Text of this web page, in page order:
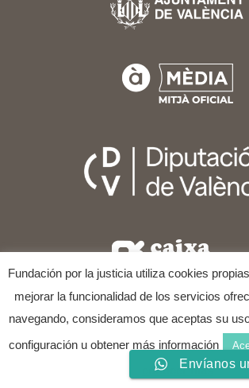
COPYRIGHT © 2025
FESTIVAL
Y DERECHOS HUMANOS DE VALÈNCIA
RESERVED.
Fundación por la justicia utiliza cookies
mejorar la funcionalidad de los servicios
navegando, consideramos que aceptas su
configuración u obtener más información
conocer más
Envíanos